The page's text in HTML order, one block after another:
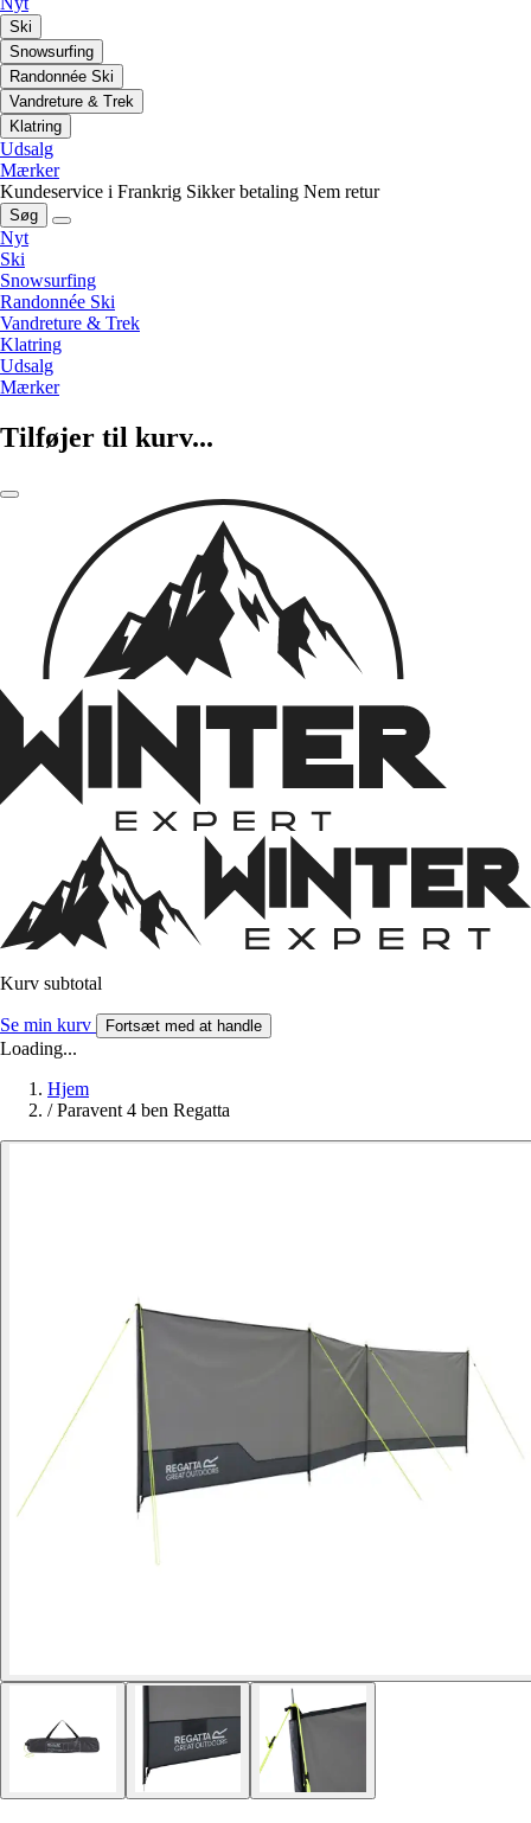
Ski
Snowsurfing
Randonnée Ski
Vandreture & Trek
Klatring
Udsalg
Mærker
Kundeservice i Frankrig Sikker betaling Nem retur
Søg
Nyt
Ski
Snowsurfing
Randonnée Ski
Vandreture & Trek
Klatring
Udsalg
Mærker
Tilføjer til kurv...
Kurv subtotal
Se min kurv Fortsæt med at handle
Loading...
Hjem
/ Paravent 4 ben Regatta